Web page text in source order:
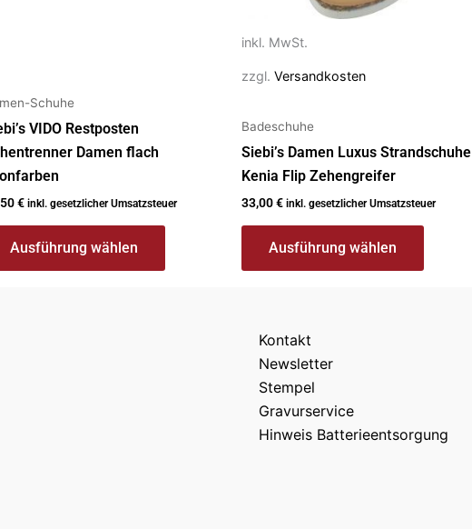
Schuhe
VIDO Restposten
Damen flach
€ inkl. gesetzlicher Umsatzsteuer
Ausführung wählen
inkl. MwSt.
zzgl. Versandkosten
Badeschuhe
Siebi’s Damen Luxus Strandschuhe
Kenia Flip Zehengreifer
33,00€ inkl. gesetzlicher Umsatzsteuer
Ausführung wählen
Produktseite
gewählt
Kontakt
Newsletter
Stempel
Gravurservice
Hinweis Batterieentsorgung